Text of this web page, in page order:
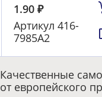
1.90 ₽
Артикул 416-
7985А2
Качественные
от европейского